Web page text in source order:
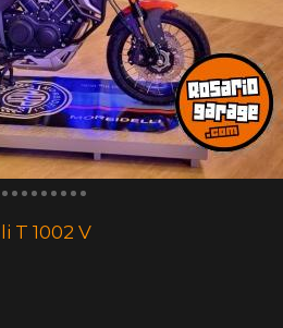
T 1002 V